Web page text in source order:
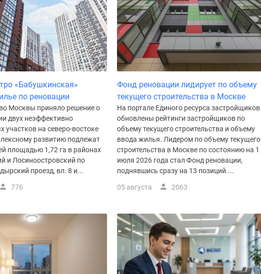
«Бабушкинская»
по реновации
Москвы приняло решение о
двух неэффективно
участков на северо-востоке
развитию подлежат
площадью 1,72 га в районах
и Лосиноостровский по
проезд, вл. 8 и...
776
Фонд реновации лидирует по объему
текущего строительства в Москве
На портале Единого ресурса застройщиков
обновлены рейтинги застройщиков по
объему текущего строительства и объему
ввода жилья. Лидером по объему текущего
строительства в Москве по состоянию на 1
июля 2026 года стал Фонд реновации,
поднявшись сразу на 13 позиций....
05 августа 2063